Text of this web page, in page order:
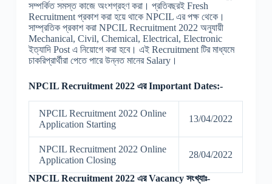
সম্পর্কিত সমস্ত কাজে অংশগ্রহণ করা। প্রতিবছরই Fresh
Recruitment প্রকাশ করা হয়ে থাকে NPCIL এর পক্ষ থেকে।
সাম্প্রতিক প্রকাশ করা NPCIL Recruitment 2022 অনুযায়ী
Mechanical, Civil, Chemical, Electrical, Electronic
ইত্যাদি Post এ নিয়োগে করা হবে। এই Recruitment টির মাধ্যমে
চাকরিপ্রার্থীরা পেতে পারে উন্নত মানের Salary।
NPCIL Recruitment 2022 এর Important Dates:-
NPCIL Recruitment 2022 Online
Application Starting
13/04/2022
NPCIL Recruitment 2022 Online
Application Closing
28/04/2022
NPCIL Recruitment 2022 এর Vacancy সংখ্যাঃ-